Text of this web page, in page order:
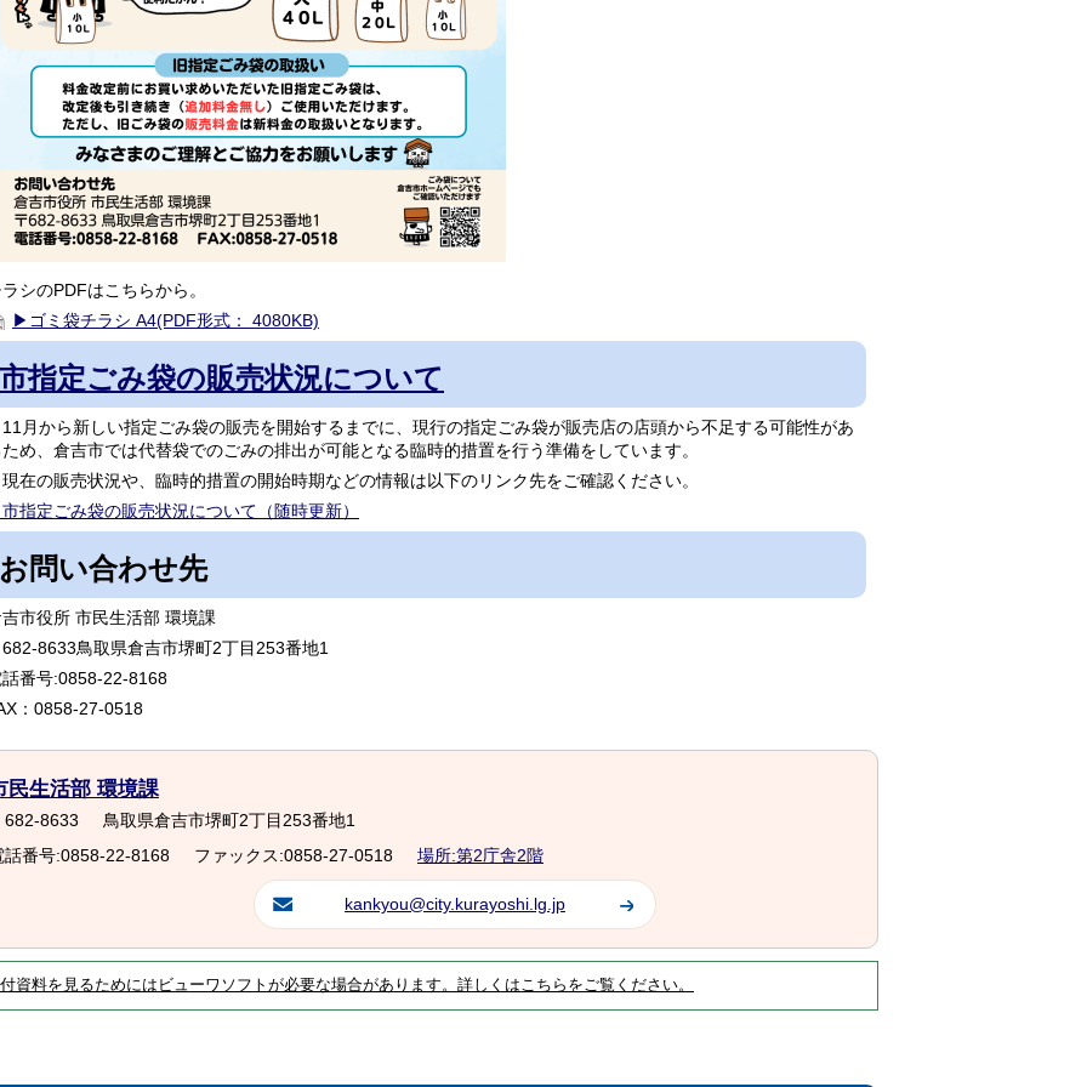
シのPDFはこちらから。
▶ゴミ袋チラシ A4(PDF形式： 4080KB)
市指定ごみ袋の販売状況について
月から新しい指定ごみ袋の販売を開始するまでに、現行の指定ごみ袋が販売店の店頭から不足する可能性があ
ため、倉吉市では代替袋でのごみの排出が可能となる臨時的措置を行う準備をしています。
在の販売状況や、臨時的措置の開始時期などの情報は以下のリンク先をご確認ください。
指定ごみ袋の販売状況について（随時更新）
お問い合わせ先
市役所 市民生活部 環境課
682-8633鳥取県倉吉市堺町2丁目253番地1
話番号:0858-22-8168
：0858-27-0518
民生活部 環境課
682-8633
鳥取県倉吉市堺町2丁目253番地1
話番号:0858-22-8168
ファックス:0858-27-0518 場所:第2庁舎2階
kankyou@city.kurayoshi.lg.jp
資料を見るためにはビューワソフトが必要な場合があります。詳しくはこちらをご覧ください。